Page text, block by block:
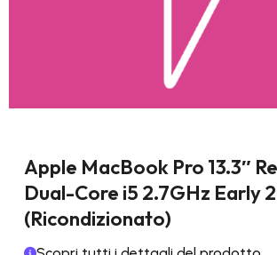
Apple MacBook Pro 13.3″
Dual-Core i5 2.7GHz Early
(Ricondizionato)